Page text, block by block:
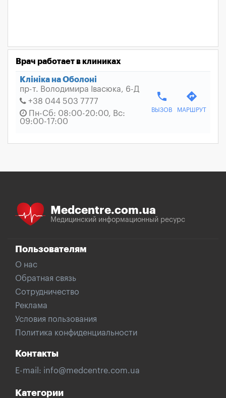
Врач работает в клиниках
Клініка на Оболоні
пр-т. Володимира Івасюка, 6-Д
+38 044 503 7777
Пн-Сб: 08:00-20:00, Вс:
09:00-17:00
phone
ВЫЗОВ
directions
МАРШРУТ
Medcentre.com.ua
Медицинский информационный ресурс
Пользователям
О нас
Обратная связь
Сотрудничество
Реклама
Условия пользования
Политика конфиденциальности
Контакты
E-mail: info@medcentre.com.ua
Категории